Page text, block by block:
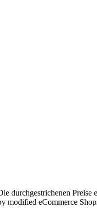
durchgestrichenen Preise
modified eCommerce